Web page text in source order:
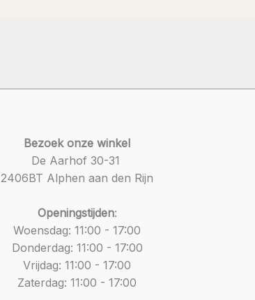
Bezoek onze winkel
De Aarhof 30-31
2406BT Alphen aan den Rijn
Openingstijden:
Woensdag: 11:00 - 17:00
Donderdag: 11:00 - 17:00
Vrijdag: 11:00 - 17:00
Zaterdag: 11:00 - 17:00